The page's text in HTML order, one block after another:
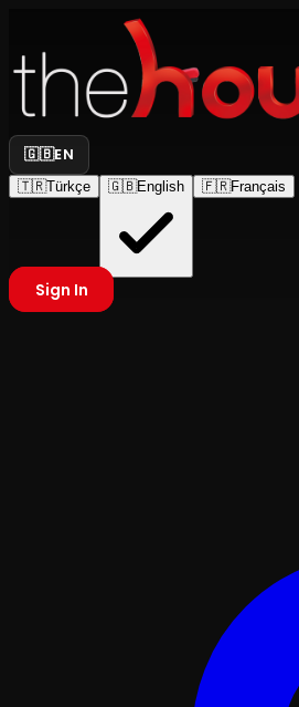
🇬🇧EN
🇹🇷Türkçe 🇬🇧English 🇫🇷Français
Sign In